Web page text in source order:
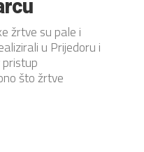
žrtve su pale i
u Prijedoru i
što žrtve